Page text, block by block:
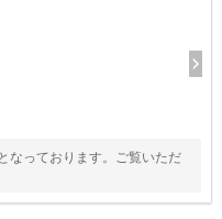
なっております。ご覧いただ